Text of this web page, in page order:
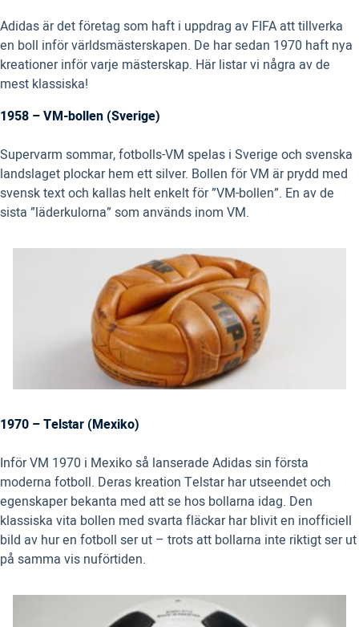
Adidas är det företag som haft i uppdrag av FIFA att tillverka
en boll inför världsmästerskapen. De har sedan 1970 haft nya
kreationer inför varje mästerskap. Här listar vi några av de
mest klassiska!
1958 – VM-bollen (Sverige)
Supervarm sommar, fotbolls-VM spelas i Sverige och svenska
landslaget plockar hem ett silver. Bollen för VM är prydd med
svensk text och kallas helt enkelt för ”VM-bollen”. En av de
sista ”läderkulorna” som används inom VM.
1970 – Telstar (Mexiko)
Inför VM 1970 i Mexiko så lanserade Adidas sin första
moderna fotboll. Deras kreation Telstar har utseendet och
egenskaper bekanta med att se hos bollarna idag. Den
klassiska vita bollen med svarta fläckar har blivit en inofficiell
bild av hur en fotboll ser ut – trots att bollarna inte riktigt ser ut
på samma vis nuförtiden.